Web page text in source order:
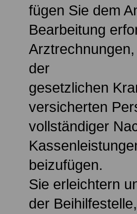
fügen Sie dem
Bearbeitung
der
gesetzlichen
versicherten
vollständiger
beizufügen.
Sie erleichtern
der